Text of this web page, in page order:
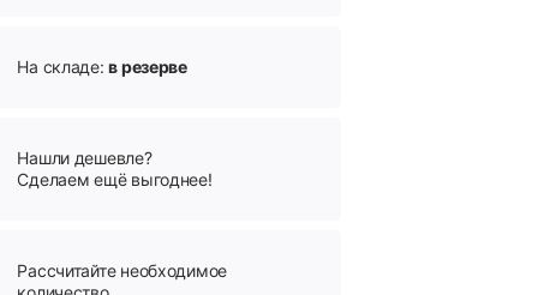
На складе:в резерве
Нашли дешевле?
Сделаем ещё выгоднее!
Рассчитайте необходимое